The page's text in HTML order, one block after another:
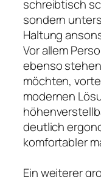
schreibtisch
sondern
Haltung
Vor allem
ebenso
möchten,
modernen
deutlich
komfortabler
Ein weiterer